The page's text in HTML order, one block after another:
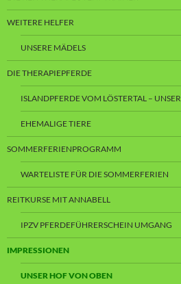
WEITERE HELFER
UNSERE MÄDELS
DIE THERAPIEPFERDE
ISLANDPFERDE VOM LÖSTERTAL –
EHEMALIGE TIERE
SOMMERFERIENPROGRAMM
WARTELISTE FÜR DIE SOMMERFERIEN
REITKURSE MIT ANNABELL
IPZV PFERDEFÜHRERSCHEIN UMGANG
IMPRESSIONEN
UNSER HOF VON OBEN